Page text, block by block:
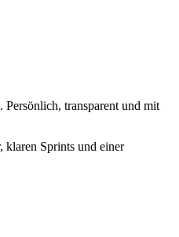
transparent und mit
klaren Sprints und einer